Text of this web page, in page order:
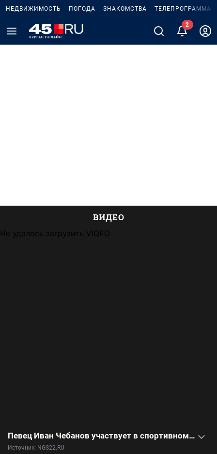
НЕДВИЖИМОСТЬ ПОГОДА ЗНАКОМСТВА ТЕЛЕПРОГРАММА
2
ВИДЕО
Не удалось загрузить VIQEO
Певец Иван Чебанов участвует в спортивном шоу на СТС — видео
Источник: NGS22.RU